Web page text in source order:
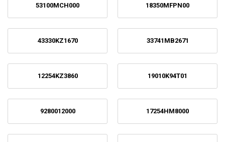
53100MCH000 18350MFPN00
43330KZ1670 33741MB2671
12254KZ3860 19010K94T01
9280012000 17254HM8000